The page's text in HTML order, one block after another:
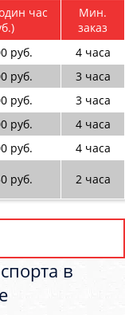
час
Мин.
заказ
руб.
4 часа
руб.
3 часа
руб.
3 часа
руб.
4 часа
руб.
4 часа
руб. 2 часа
в